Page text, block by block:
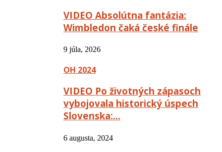
VIDEO Absolútna fantázia:
Wimbledon čaká české finále
9 júla, 2026
OH 2024
VIDEO Po životných zápasoch
vybojovala historický úspech
Slovenska:…
6 augusta, 2024